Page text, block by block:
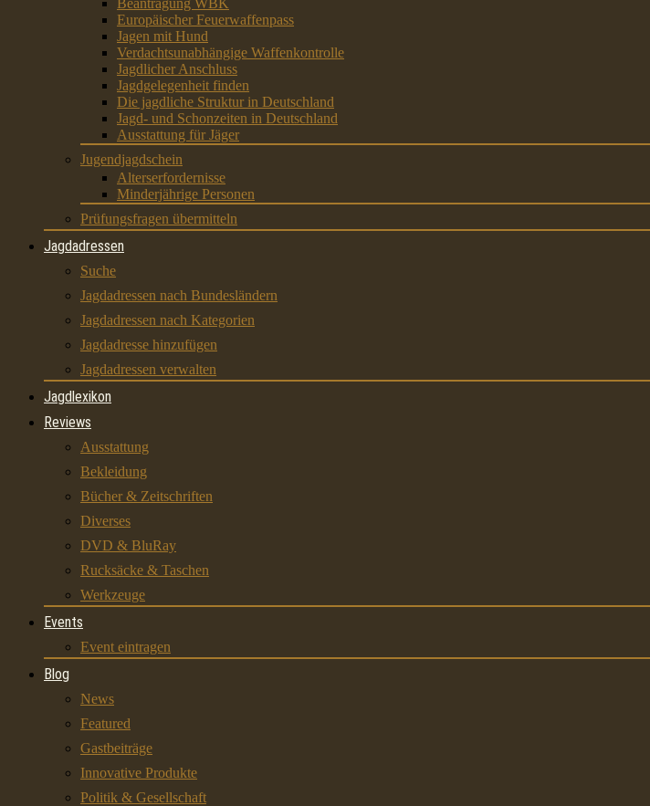
Beantragung WBK
Europäischer Feuerwaffenpass
Jagen mit Hund
Verdachtsunabhängige Waffenkontrolle
Jagdlicher Anschluss
Jagdgelegenheit finden
Die jagdliche Struktur in Deutschland
Jagd- und Schonzeiten in Deutschland
Ausstattung für Jäger
Jugendjagdschein
Alterserfordernisse
Minderjährige Personen
Prüfungsfragen übermitteln
Jagdadressen
Suche
Jagdadressen nach Bundesländern
Jagdadressen nach Kategorien
Jagdadresse hinzufügen
Jagdadressen verwalten
Jagdlexikon
Reviews
Ausstattung
Bekleidung
Bücher & Zeitschriften
Diverses
DVD & BluRay
Rucksäcke & Taschen
Werkzeuge
Events
Event eintragen
Blog
News
Featured
Gastbeiträge
Innovative Produkte
Politik & Gesellschaft